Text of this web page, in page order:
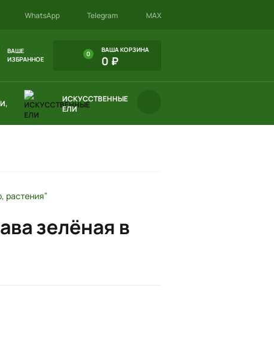
WhatsApp Telegram MAX
ВАШЕ
ИЗБРАННОЕ
ВАША КОРЗИНА
0 ₽
0
ИСКУССТВЕННЫЕ
ЕЛИ
растения”
зелёная в